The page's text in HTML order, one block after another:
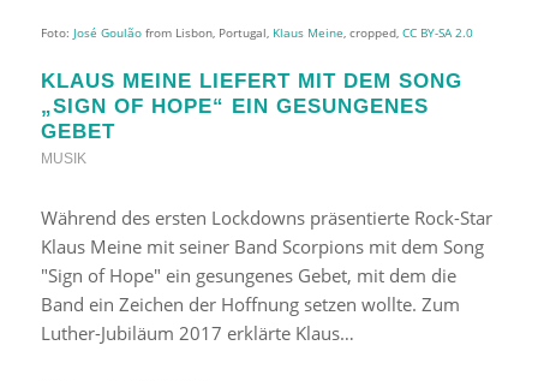
Foto: José Goulãofrom Lisbon, Portugal, Klaus Meine , cropped, CC BY-SA 2.0
KLAUS MEINE LIEFERT MIT DEM SONG
„SIGN OF HOPE“ EIN GESUNGENES
GEBET
MUSIK
Während des ersten Lockdowns präsentierte Rock-Star
Klaus Meine mit seiner Band Scorpions mit dem Song
"Sign of Hope" ein gesungenes Gebet, mit dem die
Band ein Zeichen der Hoffnung setzen wollte. Zum
Luther-Jubiläum 2017 erklärte Klaus…